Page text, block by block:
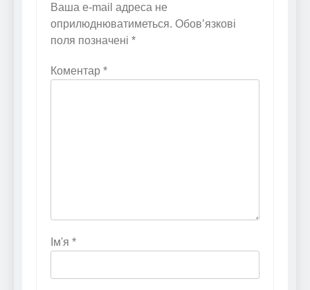
Ваша e-mail адреса не
оприлюднюватиметься. Обов’язкові
поля позначені *
Коментар *
Ім'я *